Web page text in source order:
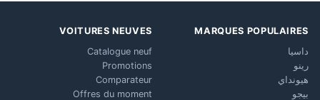
MARQUES POPULAIRES
داسيا
رينو
هيونداي
بيجو
VOITURES NEUVES
Catalogue neuf
Promotions
Comparateur
Offres du moment